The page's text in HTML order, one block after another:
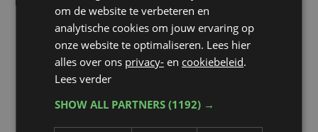
Mogen, het is dus niet verplicht.
Welke gevolgen dat heeft voor het
resultaat weten we eigenlijk pas
zondagavond. Maar wat gebeurt er
met je stem? Politicoloog Herwig
om de website te verbeteren en
analytische cookies om jouw ervaring op
onze website te optimaliseren. Lees hier
alles over ons privacy- en cookiebeleid.
Lees verder
SHOW ALL PARTNERS(1192) →